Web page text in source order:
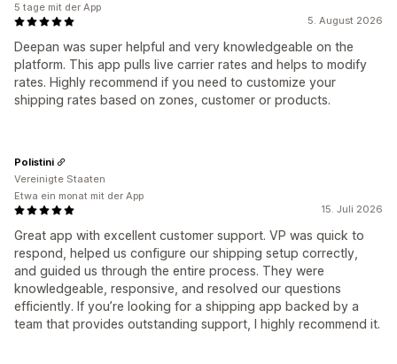
5. August 2026
Deepan was super helpful and very knowledgeable on the
platform. This app pulls live carrier rates and helps to modify
rates. Highly recommend if you need to customize your
shipping rates based on zones, customer or products.
5 tage mit der App
15. Juli 2026
Great app with excellent customer support. VP was quick to
respond, helped us configure our shipping setup correctly,
and guided us through the entire process. They were
knowledgeable, responsive, and resolved our questions
efficiently. If you’re looking for a shipping app backed by a
team that provides outstanding support, I highly recommend it.
Polistini
Vereinigte Staaten
Etwa ein monat mit der App